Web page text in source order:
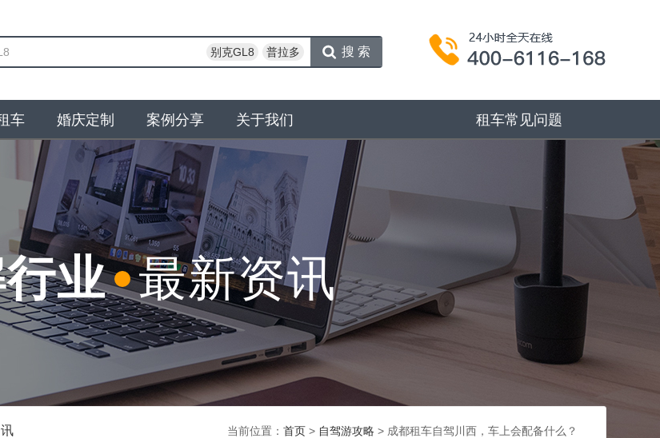
别克GL8 普拉多 搜索
车 婚庆定制 案例分享 关于我们 租车常见问题
业 最新资讯
当前位置： 首页 > 自驾游攻略 > 成都租车自驾川西，车上会配备什么？